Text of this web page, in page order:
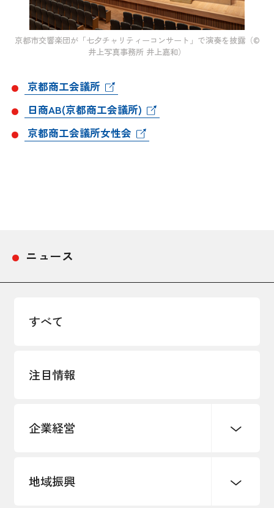
京都市交響楽団が「七夕チャリティーコンサート」で演奏を披露（©
井上写真事務所 井上嘉和）
京都商工会議所
日商AB(京都商工会議所)
京都商工会議所女性会
ニュース
すべて
注目情報
企業経営
創業
地域振興